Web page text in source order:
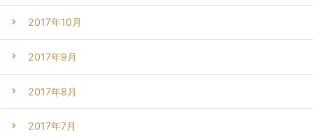
2017年10月
2017年9月
2017年8月
2017年7月